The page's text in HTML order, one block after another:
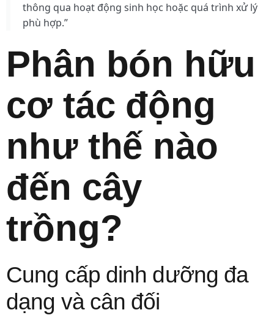
thông qua hoạt động sinh học hoặc quá trình xử lý
phù hợp.”
Phân bón hữu
cơ tác động
như thế nào
đến cây
trồng?
Cung cấp dinh dưỡng đa
dạng và cân đối